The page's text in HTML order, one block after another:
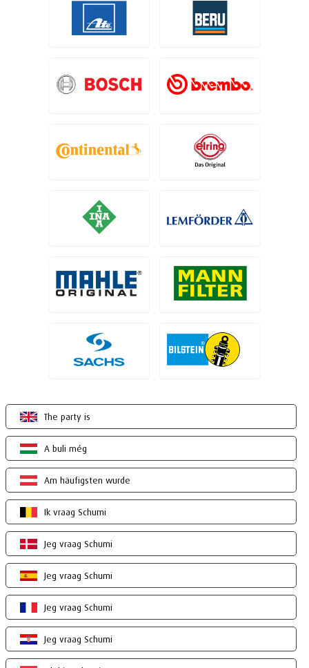
The party is
A buli még
Am häufigsten wurde
Ik vraag Schumi
Jeg vraag Schumi
Jeg vraag Schumi
Jeg vraag Schumi
Jeg vraag Schumi